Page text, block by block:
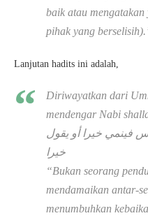
baik atau
pihak yang
Lanjutan hadits ini adalah,
Diriwayatkan dari
mendengar Nabi
فينمي خيرا أو يقول
خيرا
“Bukan seorang
mendamaikan antar-
menumbuhkan